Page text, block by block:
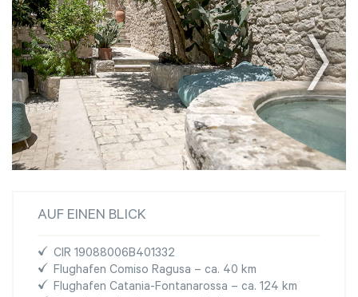
AUF EINEN BLICK
CIR 19088006B401332
Flughafen Comiso Ragusa – ca. 40 km
Flughafen Catania-Fontanarossa – ca. 124 km